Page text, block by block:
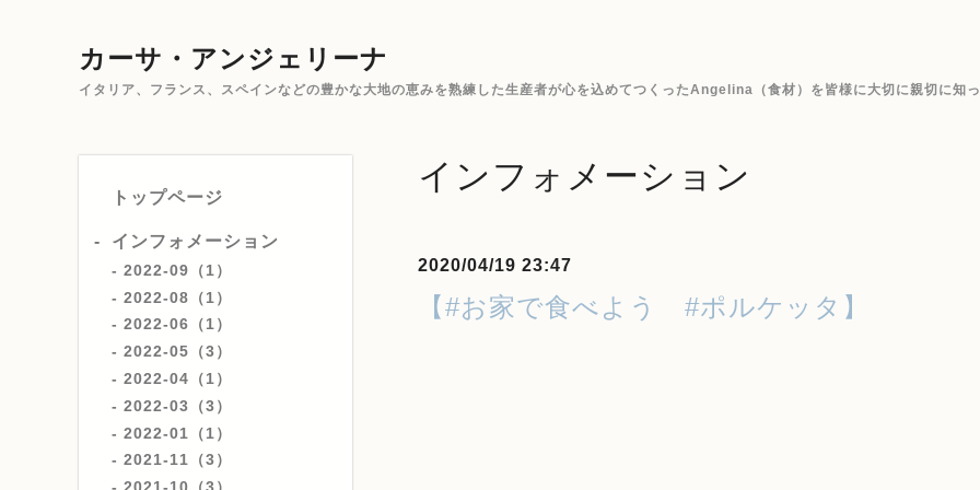
カーサ・アンジェリーナ
イタリア、フランス、スペインなどの豊かな大地の恵みを熟練した生産者が心を込めてつくったAngelina（食材）を皆様に大切に親切に知っ
トップページ
インフォメーション
2022-09（1）
2022-08（1）
2022-06（1）
2022-05（3）
2022-04（1）
2022-03（3）
2022-01（1）
2021-11（3）
インフォメーション
2020/04/19 23:47
【#お家で食べよう #ポルケッタ】